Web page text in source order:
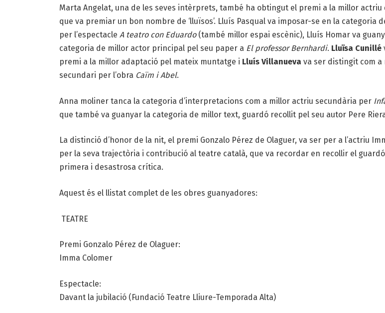
Marta Angelat, una de les seves intèrprets, també ha obtingut el premi a la millor actriu
que va premiar un bon nombre de ‘lluïsos’. Lluís Pasqualva imposar-se en la categoria
per l’espectacle A teatro con Eduardo(també millor espai escènic), Lluís Homarva
categoria de millor actor principal pel seu paper a El professor Bernhardi. Lluïsa Cunillé
premi a la millor adaptació pel mateix muntatge i Lluís Villanueva va ser distingit com
secundari per l’obra Caïm i Abel.
Anna moliner tanca la categoria d’interpretacions com a millor actriu secundària per
que també va guanyar la categoria de millor text, guardó recollit pel seu autor Pere
La distinció d’honor de la nit, el premi Gonzalo Pérez de Olaguer, va ser per a l’actriu
per la seva trajectòria i contribució al teatre català, que va recordar en recollir el
primera i desastrosa crítica.
Aquest és el llistat complet de les obres guanyadores:
TEATRE
Premi Gonzalo Pérez de Olaguer:
Imma Colomer
Espectacle:
Davant la jubilació (Fundació Teatre Lliure-Temporada Alta)